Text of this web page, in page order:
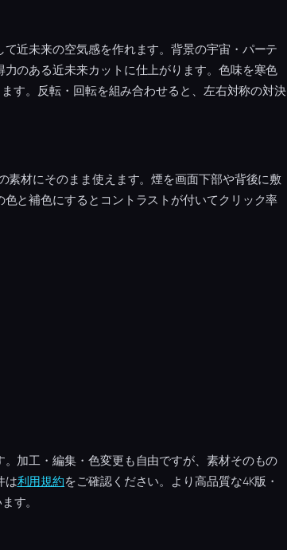
近未来の空気感を作れます。背景の宇宙・パーテ
のある近未来カットに仕上がります。色味を寒色
す。反転・回転を組み合わせると、左右対称の対決
素材にそのまま使えます。煙を画面下部や背後に敷
と補色にするとコントラストが付いてクリック率
加工・編集・色変更も自由ですが、素材そのもの
は利用規約をご確認ください。より高品質な4K版・
す。